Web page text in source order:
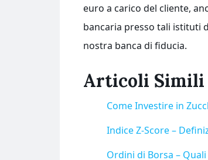
euro a carico del cliente,
bancaria presso tali istituti
nostra banca di fiducia.
Articoli Simili
Come Investire in
Indice Z-Score –
Ordini di Borsa – Quali